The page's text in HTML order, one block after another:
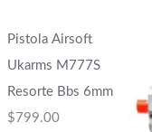
Pistola Airsoft
Ukarms M777S
Resorte Bbs 6mm
$ 799.00